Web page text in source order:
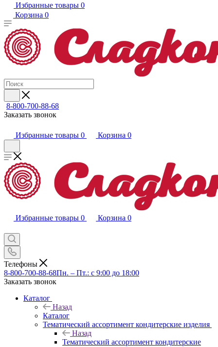
Избранные товары 0
Корзина 0
8-800-700-88-68
Заказать звонок
Избранные товары 0 Корзина 0
Избранные товары 0 Корзина 0
Телефоны
8-800-700-88-68Пн. – Пт.: с 9:00 до 18:00
Заказать звонок
Каталог
Назад
Каталог
Тематический ассортимент кондитерские изделия
Назад
Тематический ассортимент кондитерские